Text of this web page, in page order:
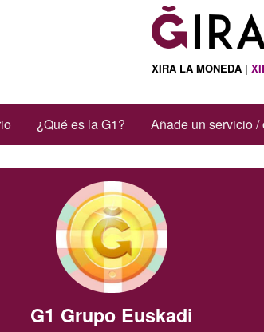
XIRA LA MONEDA |
¿Qué es la G1? Añade un servicio /
G1 Grupo Euskadi